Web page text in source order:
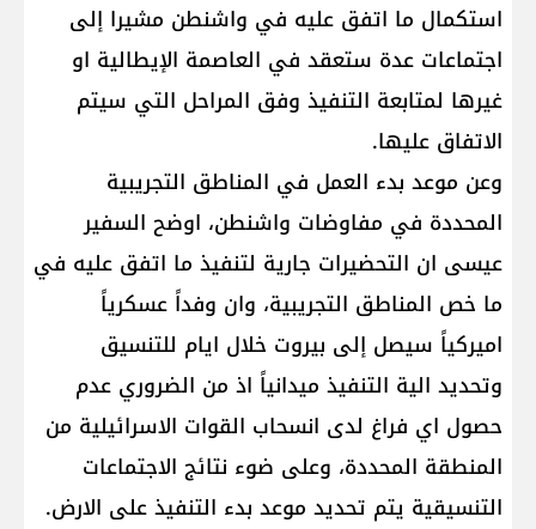
استكمال ما اتفق عليه في واشنطن مشيرا إلى
اجتماعات عدة ستعقد في العاصمة الإيطالية او
غيرها لمتابعة التنفيذ وفق المراحل التي سيتم
الاتفاق عليها.
وعن موعد بدء العمل في المناطق التجريبية
المحددة في مفاوضات واشنطن، اوضح السفير
عيسى ان التحضيرات جارية لتنفيذ ما اتفق عليه في
ما خص المناطق التجريبية، وان وفداً عسكرياً
اميركياً سيصل إلى بيروت خلال ايام للتنسيق
وتحديد الية التنفيذ ميدانياً اذ من الضروري عدم
حصول اي فراغ لدى انسحاب القوات الاسرائيلية من
المنطقة المحددة، وعلى ضوء نتائج الاجتماعات
التنسيقية يتم تحديد موعد بدء التنفيذ على الارض.